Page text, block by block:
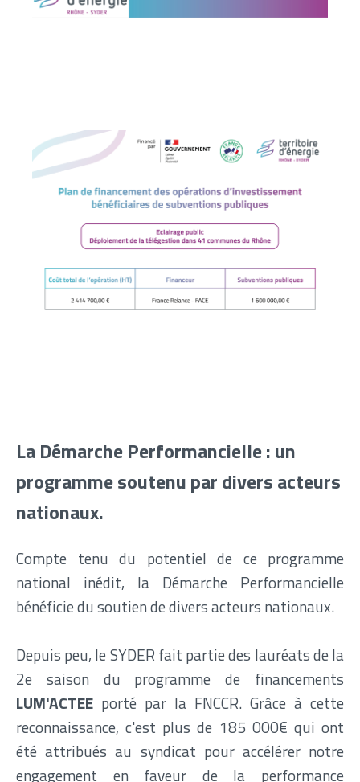
La Démarche Performancielle : un
programme soutenu par divers acteurs
nationaux.
Compte tenu du potentiel de ce programme
national inédit, la Démarche Performancielle
bénéficie du soutien de divers acteurs nationaux.
Depuis peu, le SYDER fait partie des lauréats de la
2e saison du programme de financements
LUM'ACTEE porté par la FNCCR. Grâce à cette
reconnaissance, c'est plus de 185 000€ qui ont
été attribués au syndicat pour accélérer notre
engagement en faveur de la performance